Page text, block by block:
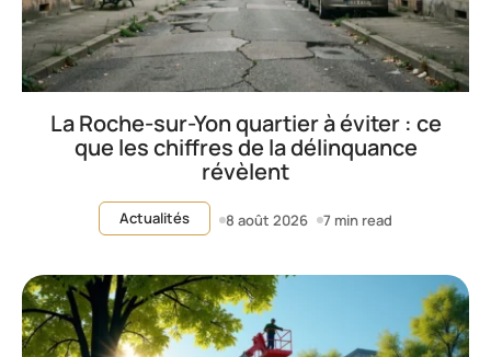
La Roche-sur-Yon quartier à éviter : ce
que les chiffres de la délinquance
révèlent
Actualités 8 août 2026 7 min read